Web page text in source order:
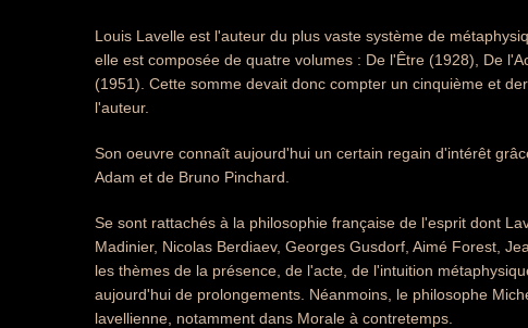
Louis Lavelle est l'auteur du plus vaste système de
elle est composée de quatre volumes : De l'Être (1928), De
(1951). Cette somme devait donc compter un cinquième et
l'auteur.
Son oeuvre connaît aujourd'hui un certain regain d'intérêt
Adam et de Bruno Pinchard.
Se sont rattachés à la philosophie française de l'esprit dont
Madinier, Nicolas Berdiaev, Georges Gusdorf, Aimé Forest,
les thèmes de la présence, de l'acte, de l'intuition
aujourd'hui de prolongements. Néanmoins, le philosophe
lavellienne, notamment dans Morale à contretemps.